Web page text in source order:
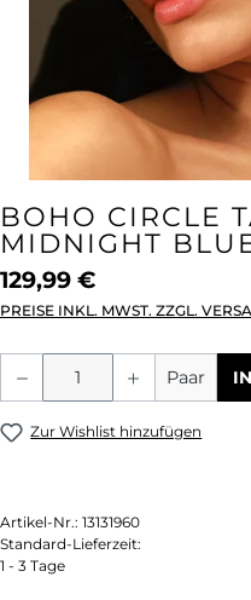
BOHO CIRCLE
MIDNIGHT
129,99 €
PREISE INKL. MWST. ZZGL.
Produkt Anzahl:
Paar
Zur Wishlist hinzufügen
Artikel-Nr.: 13131960
Standard-Lieferzeit:
1 - 3 Tage